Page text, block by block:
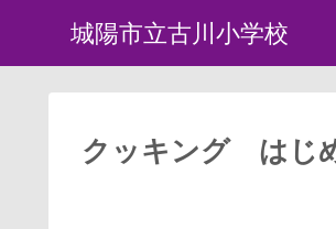
城陽市立古川小学校
クッキング はじ